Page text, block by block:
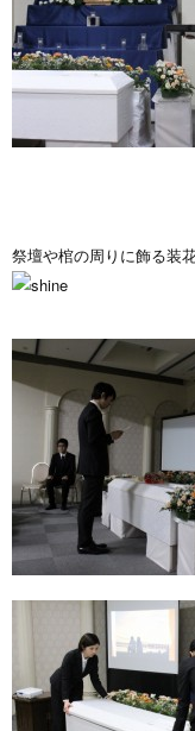
祭壇や棺の周りに飾る装